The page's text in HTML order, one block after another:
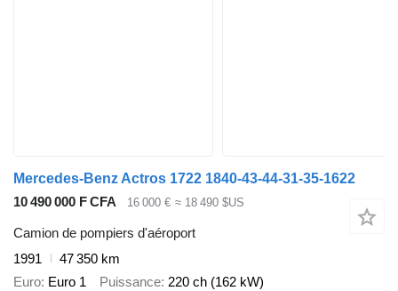
Mercedes-Benz Actros 1722 1840-43-44-31-35-1622
10 490 000 F CFA
16 000 € ≈ 18 490 $US
Camion de pompiers d'aéroport
1991
47 350 km
Euro Euro 1 Puissance 220 ch (162 kW)